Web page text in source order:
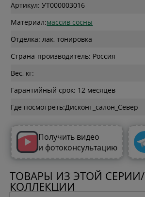
Артикул: УТ000003016
Материал:массив сосны
Отделка: лак, тонировка
Страна-производитель: Россия
Вес, кг:
Гарантийный срок: 12 месяцев
Где посмотреть:
Получить видео
и фотоконсультацию
ТОВАРЫ ИЗ ЭТОЙ СЕРИИ/
КОЛЛЕКЦИИ